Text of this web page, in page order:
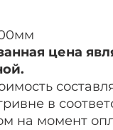
цена
в
на момент